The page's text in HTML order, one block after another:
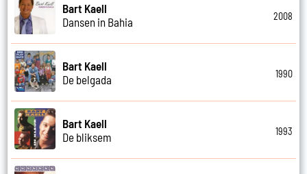
Bart Kaell
Dansen in Bahia
2008
Bart Kaell
De belgada
1990
Bart Kaell
De bliksem
1993